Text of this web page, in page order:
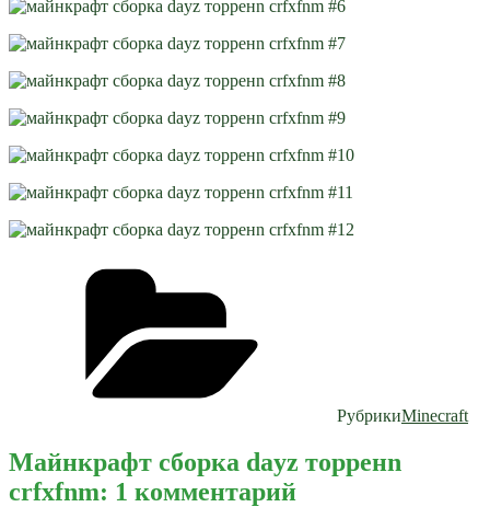
РубрикиMinecraft
Майнкрафт сборка dayz торренn
crfxfnm: 1 комментарий